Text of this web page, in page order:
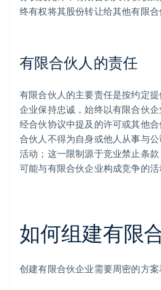
终有权将其股份转让给其他有限合
有限合伙人的责任
有限合伙人的主要责任是按约定
企业保持忠诚，始终以有限合伙
经合伙协议中提及的许可或其他
合伙人不得为自身或他人从事与
活动；这一限制源于竞业禁止条
可能与有限合伙企业构成竞争的活
如何组建有限
创建有限合伙企业需要周密的方案